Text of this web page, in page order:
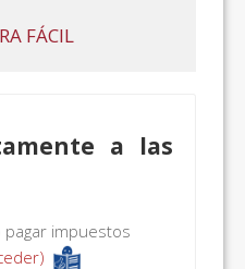
FÁCIL
a las
pagar impuestos